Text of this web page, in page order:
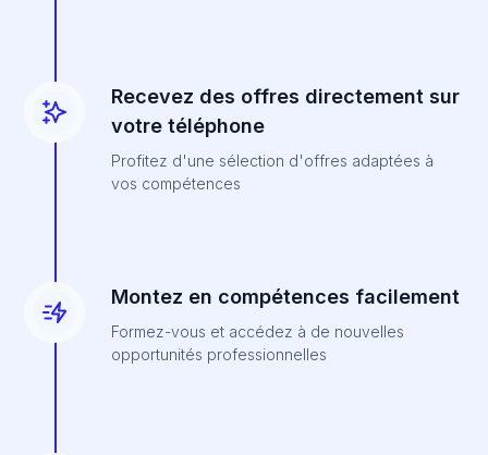
Recevez des offres directement sur
votre téléphone
Profitez d'une sélection d'offres adaptées à
vos compétences
Montez en compétences facilement
Formez-vous et accédez à de nouvelles
opportunités professionnelles